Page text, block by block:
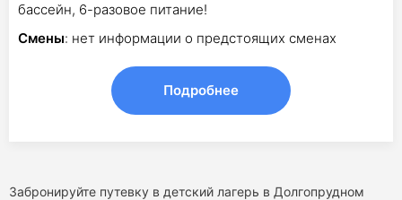
бассейн, 6-разовое питание!
Смены: нет информации о предстоящих сменах
Подробнее
Забронируйте путевку в детский лагерь в Долгопрудном